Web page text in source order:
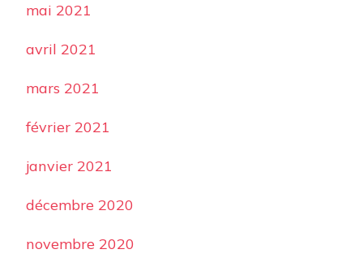
mai 2021
avril 2021
mars 2021
février 2021
janvier 2021
décembre 2020
novembre 2020